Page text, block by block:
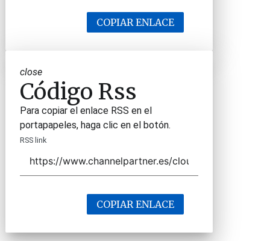
COPIAR ENLACE
close
Código Rss
Para copiar el enlace RSS en el
portapapeles, haga clic en el botón.
RSS link
COPIAR ENLACE